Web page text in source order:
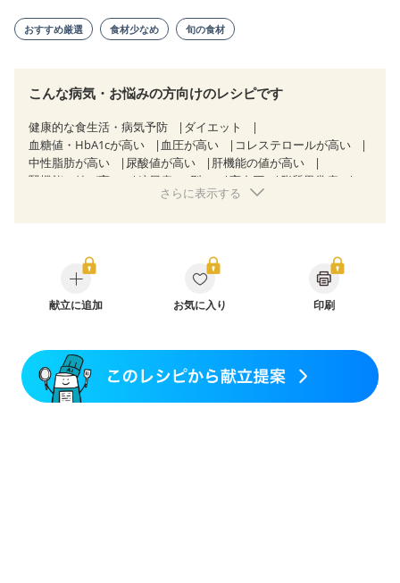
おすすめ厳選 食材少なめ 旬の食材
こんな病気・お悩みの方向けのレシピです
健康的な食生活・病気予防
ダイエット
血糖値・HbA1cが高い
血圧が高い
コレステロールが高い
中性脂肪が高い
尿酸値が高い
肝機能の値が高い
腎機能の値が高い
糖尿病（2型） 高血圧
脂質異常症
狭心症 心筋梗塞
CKD（ステージ１）
CKD（ステージ２）
CKD（ステージ３a）
乳がん（抗がん剤治療中）
乳がん（ホルモン療法中）
乳がん（放射線治療中）
妊婦健診・体重増加が気になる（初期）
妊婦健診・血圧が気になる（初期）
妊婦健診・血糖値が気になる（初期）
さらに表示する
献立に追加 お気に入り 印刷